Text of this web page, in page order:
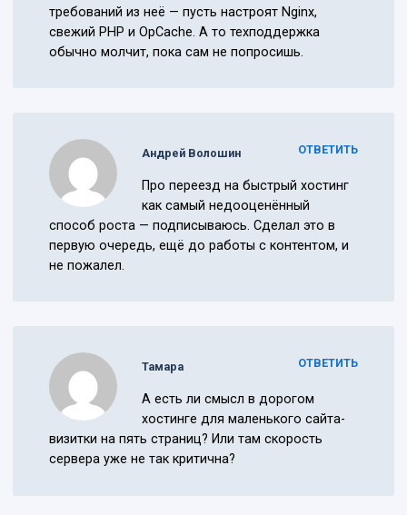
требований из неё — пусть настроят Nginx,
свежий PHP и OpCache. А то техподдержка
обычно молчит, пока сам не попросишь.
ОТВЕТИТЬ
Андрей Волошин
Про переезд на быстрый хостинг
как самый недооценённый
способ роста — подписываюсь. Сделал это в
первую очередь, ещё до работы с контентом, и
не пожалел.
ОТВЕТИТЬ
Тамара
А есть ли смысл в дорогом
хостинге для маленького сайта-
визитки на пять страниц? Или там скорость
сервера уже не так критична?